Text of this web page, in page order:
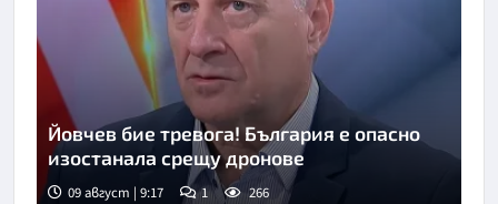
Йовчев бие тревога! България е опасно
изостанала срещу дронове
09 август | 9:17 1 266